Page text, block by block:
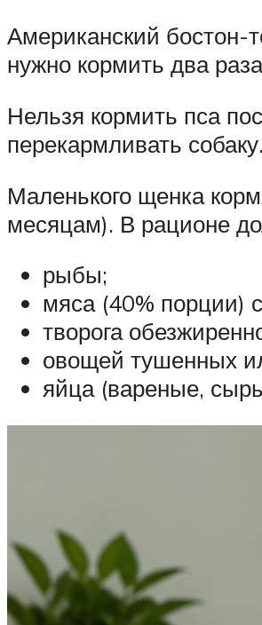
Американский бостон-
нужно кормить два
Нельзя кормить пса
перекармливать собаку.
Маленького щенка
месяцам). В рационе
рыбы;
мяса (40% порции)
творога
овощей тушенных
яйца (вареные,